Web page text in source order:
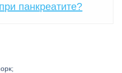
при панкреатите?